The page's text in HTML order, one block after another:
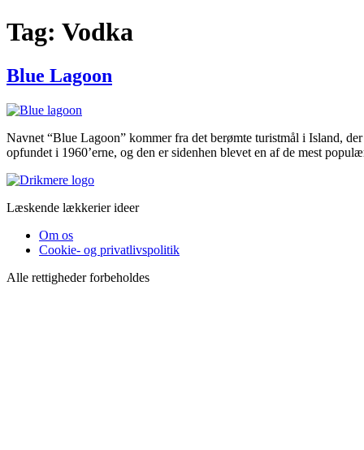
Tag: Vodka
Blue Lagoon
Navnet “Blue Lagoon” kommer fra det berømte turistmål i Island,
opfundet i 1960’erne, og den er sidenhen blevet en af ​​de mest
Læskende lækkerier ideer
Om os
Cookie- og privatlivspolitik
Alle rettigheder forbeholdes